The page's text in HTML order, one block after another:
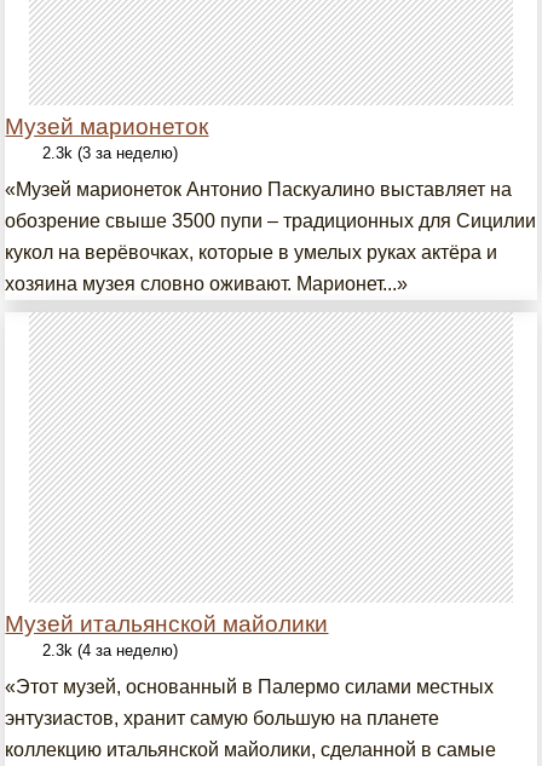
Музей марионеток
2.3k (3 за неделю)
«Музей марионеток Антонио Паскуалино выставляет на
обозрение свыше 3500 пупи – традиционных для Сицилии
кукол на верёвочках, которые в умелых руках актёра и
хозяина музея словно оживают. Марионет...»
Музей итальянской майолики
2.3k (4 за неделю)
«Этот музей, основанный в Палермо силами местных
энтузиастов, хранит самую большую на планете
коллекцию итальянской майолики, сделанной в самые